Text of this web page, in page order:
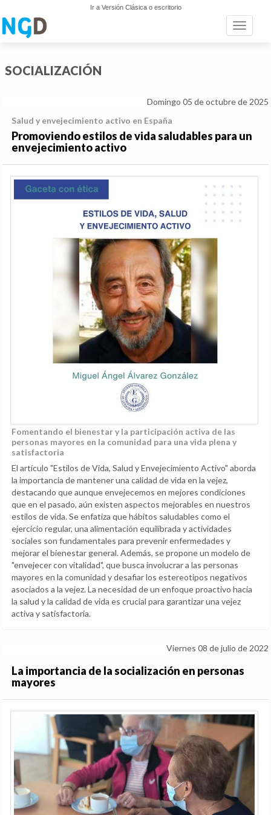
Ir a Versión Clásica o escritorio
Toggle
SOCIALIZACIÓN
Domingo 05 de octubre de 2025
Salud y envejecimiento activo en España
Promoviendo estilos de vida saludables para un
envejecimiento activo
Fomentando el bienestar y la participación activa de las
personas mayores en la comunidad para una vida plena y
satisfactoria
El artículo "Estilos de Vida, Salud y Envejecimiento Activo" aborda
la importancia de mantener una calidad de vida en la vejez,
destacando que aunque envejecemos en mejores condiciones
que en el pasado, aún existen aspectos mejorables en nuestros
estilos de vida. Se enfatiza que hábitos saludables como el
ejercicio regular, una alimentación equilibrada y actividades
sociales son fundamentales para prevenir enfermedades y
mejorar el bienestar general. Además, se propone un modelo de
"envejecer con vitalidad", que busca involucrar a las personas
mayores en la comunidad y desafiar los estereotipos negativos
asociados a la vejez. La necesidad de un enfoque proactivo hacia
la salud y la calidad de vida es crucial para garantizar una vejez
activa y satisfactoria.
Viernes 08 de julio de 2022
La importancia de la socialización en personas
mayores